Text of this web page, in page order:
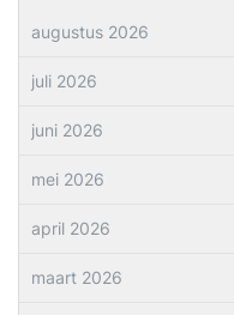
augustus 2026
juli 2026
juni 2026
mei 2026
april 2026
maart 2026